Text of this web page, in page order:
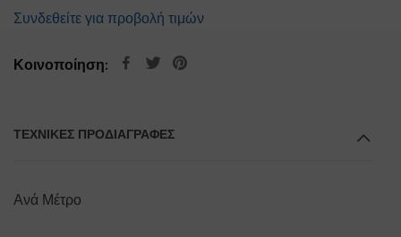
Συνδεθείτε για προβολή τιμών
Κοινοποίηση:
ΤΕΧΝΙΚΕΣ ΠΡΟΔΙΑΓΡΑΦΕΣ
Ανά Μέτρο